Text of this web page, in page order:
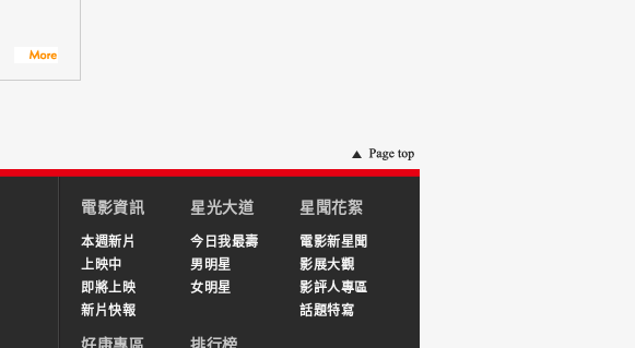
電影資訊
本週新片
上映中
即將上映
新片快報
星光大道
今日我最壽
男明星
女明星
星聞花絮
電影新星聞
影展大觀
影評人專區
話題特寫